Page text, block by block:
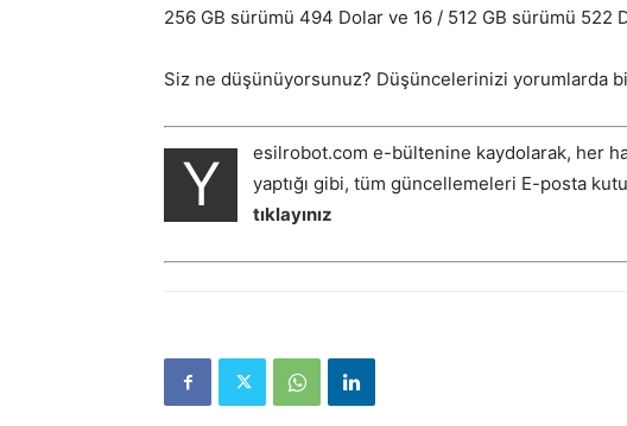
256 GB sürümü 494 Dolar ve 16 / 512 GB sürümü 522
Siz ne düşünüyorsunuz? Düşüncelerinizi yorumlarda
Y
esilrobot.com e-bültenine kaydolarak, her
yaptığı gibi, tüm güncellemeleri E-posta
tıklayınız